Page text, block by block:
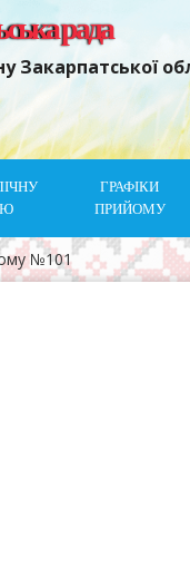
рада
Закарпатської
ГРАФІКИ
ПРИЙОМУ
№101